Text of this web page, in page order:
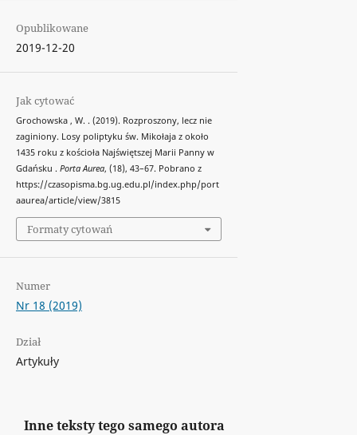
Opublikowane
2019-12-20
Jak cytować
Grochowska , W. . (2019). Rozproszony, lecz nie
zaginiony. Losy poliptyku św. Mikołaja z około
1435 roku z kościoła Najświętszej Marii Panny w
Gdańsku . Porta Aurea, (18), 43–67. Pobrano z
https://czasopisma.bg.ug.edu.pl/index.php/port
aaurea/article/view/3815
Formaty cytowań
Numer
Nr 18 (2019)
Dział
Artykuły
Inne teksty tego samego autora